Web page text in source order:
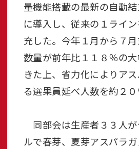
量機能搭載の最新の自動
に導入し、従来の１ライ
充した。今年１月から７
数量が前年比１１８％の
きた上、省力化によりア
る選果員延べ人数を約２０
同部会は生産者３３人
ルで春芽、夏芽アスパラ